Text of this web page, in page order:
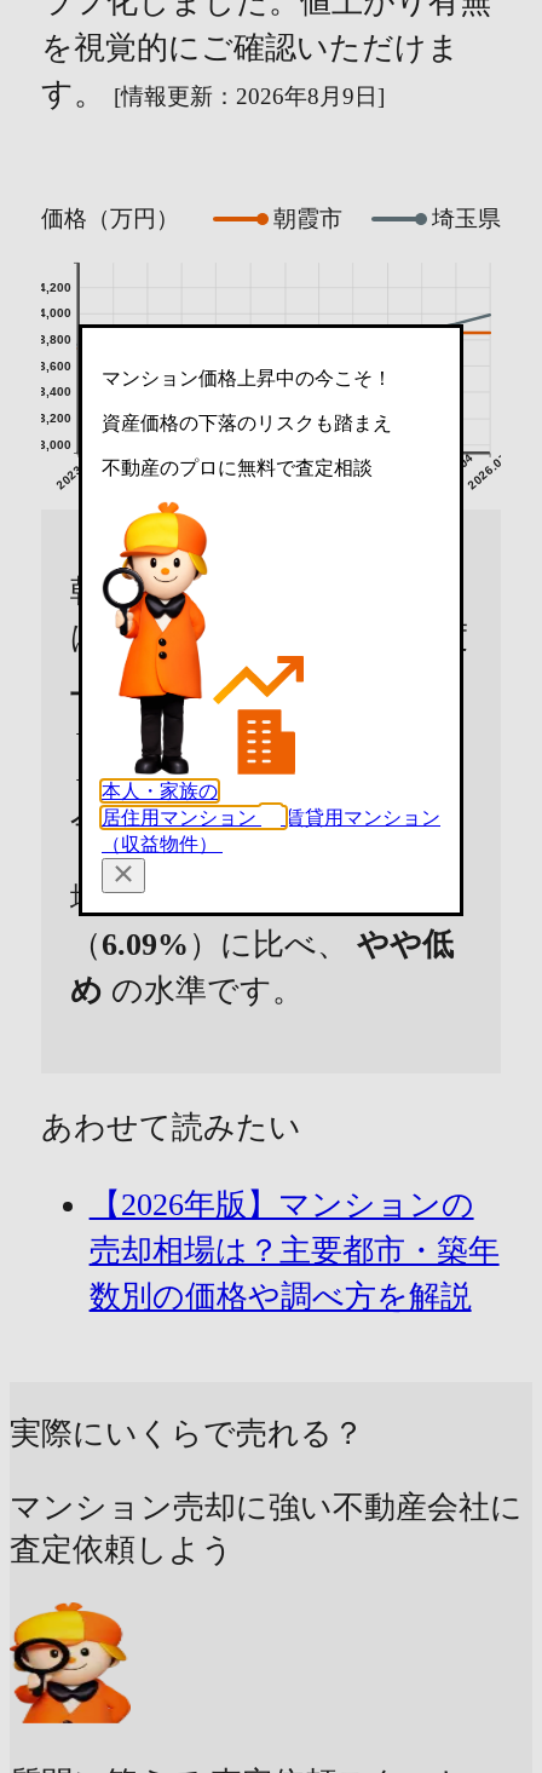
を視覚的にご確認いただけま
す。
[情報更新：2026年8月9日]
価格（万円） 朝霞市 埼玉県
2023.07 2023.102024.012024.042024.072024.102025.012025.042025.072025.10 2026.042026.07
3,000
3,200
3,400
3,600
3,800
4,000
4,200
朝霞市のマンションの価格
は直近の3年間で
程度
上昇
しています。（3年前
→2年前：
-1.38%
→1年前：3.19%
今年：1.42%）
埼玉県の直近3年間の変動
（6.09% ）に比べ、
やや低
め の水準です。
あわせて読みたい
【2026年版】マンションの
売却相場は？主要都市・築年
数別の価格や調べ方を解説
実際にいくらで売れる？
マンション売却に強い不動産会社に
査定依頼しよう
マンション価格上昇中の今こそ！
資産価格の下落のリスクも踏まえ
不動産のプロに無料で査定相談
本人・家族の
居住用マンション
賃貸用マンション
（収益物件）